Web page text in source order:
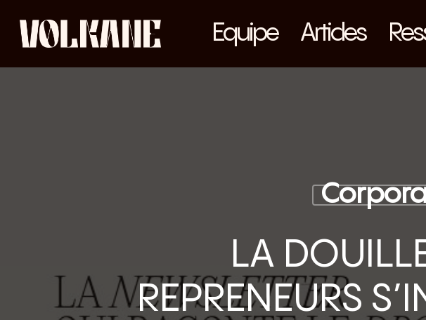
main
Equipe Articles
LA
REPRENEURS